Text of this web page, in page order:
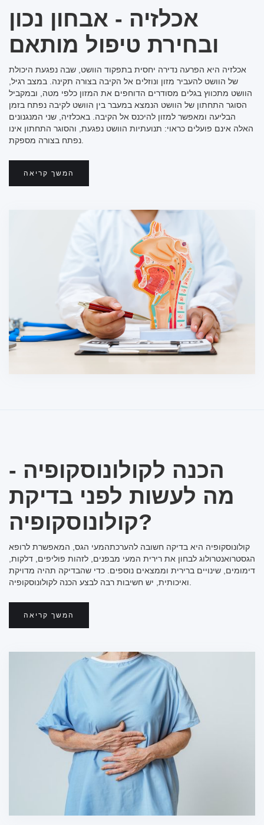
אכלזיה - אבחון נכון
ובחירת טיפול מותאם
אכלזיה היא הפרעה נדירה יחסית בתפקוד הוושט, שבה נפגעת היכולת
של הוושט להעביר מזון ונוזלים אל הקיבה בצורה תקינה. במצב רגיל,
הוושט מתכווץ בגלים מסודרים הדוחפים את המזון כלפי מטה, ובמקביל
הסוגר התחתון של הוושט הנמצא במעבר בין הוושט לקיבה נפתח בזמן
הבליעה ומאפשר למזון להיכנס אל הקיבה. באכלזיה, שני המנגנונים
האלה אינם פועלים כראוי: תנועתיות הוושט נפגעת, והסוגר התחתון אינו
המשך קריאה
הכנה לקולונוסקופיה -
מה לעשות לפני בדיקת
קולונוסקופיה?
קולונוסקופיה היא בדיקה חשובה להערכתהמעי הגס, המאפשרת לרופא
הגסטרואנטרולוג לבחון את רירית המעי מבפנים, לזהות פוליפים, דלקות,
דימומים, שינויים ברירית וממצאים נוספים. כדי שהבדיקה תהיה מדויקת
המשך קריאה